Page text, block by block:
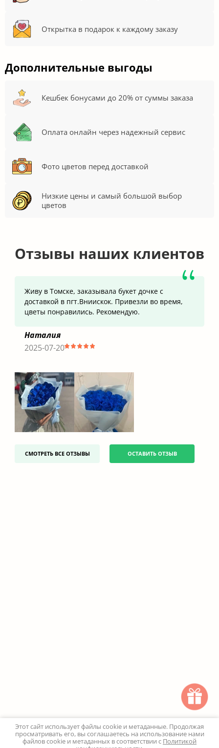
Открытка в подарок к каждому заказу
Дополнительные выгоды
Кешбек бонусами до 20% от суммы заказа
Оплата онлайн через надежный сервис
Фото цветов перед доставкой
Низкие цены и самый большой выбор
цветов
Отзывы наших клиентов
Живу в Томске, заказывала букет дочке с
доставкой в пгт.Вниискок. Привезли во время,
цветы понравились. Рекомендую.
Наталия
2025-07-20
СМОТРЕТЬ ВСЕ ОТЗЫВЫ ОСТАВИТЬ ОТЗЫВ
Этот сайт использует файлы cookie и метаданные. Продолжая
просматривать его, вы соглашаетесь на использование нами
файлов cookie и метаданных в соответствии с Политикой